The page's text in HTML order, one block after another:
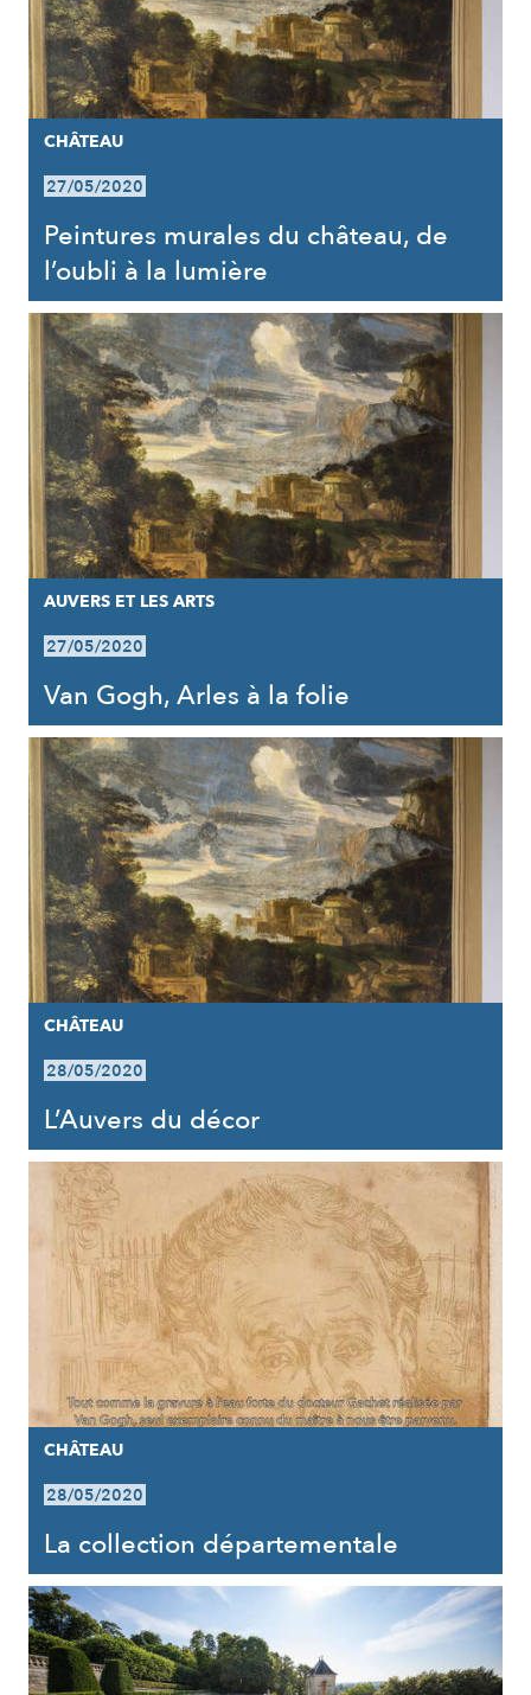
CHÂTEAU
27/05/2020
Peintures murales du château, de
l’oubli à la lumière
AUVERS ET LES ARTS
27/05/2020
Van Gogh, Arles à la folie
CHÂTEAU
28/05/2020
L’Auvers du décor
CHÂTEAU
28/05/2020
La collection départementale